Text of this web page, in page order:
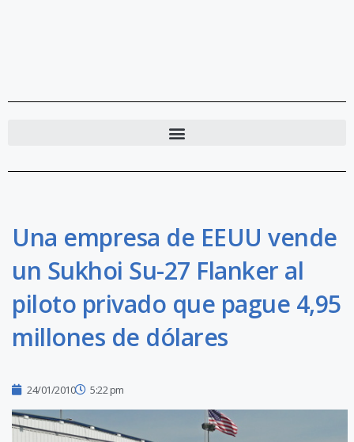
Una empresa de EEUU vende
un Sukhoi Su-27 Flanker al
piloto privado que pague 4,95
millones de dólares
24/01/2010 5:22 pm